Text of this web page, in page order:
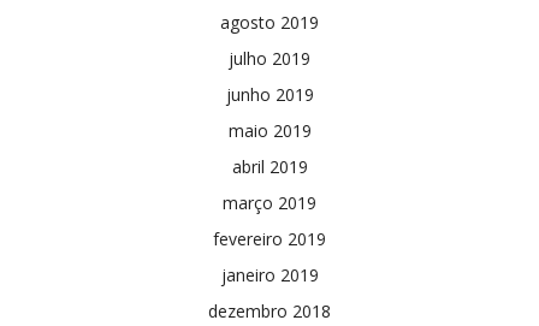
agosto 2019
julho 2019
junho 2019
maio 2019
abril 2019
março 2019
fevereiro 2019
janeiro 2019
dezembro 2018